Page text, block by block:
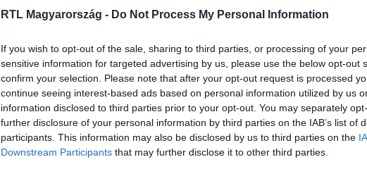
RTL Magyarország - Do Not Process My Personal Information
If you wish to opt-out of the sale, sharing to third parties, or processing of your
sensitive information for targeted advertising by us, please use the below opt-out
confirm your selection. Please note that after your opt-out request is processed
continue seeing interest-based ads based on personal information utilized by us
information disclosed to third parties prior to your opt-out. You may separately
further disclosure of your personal information by third parties on the IAB’s list of
participants. This information may also be disclosed by us to third parties on the
Downstream Participants that may further disclose it to other third parties.